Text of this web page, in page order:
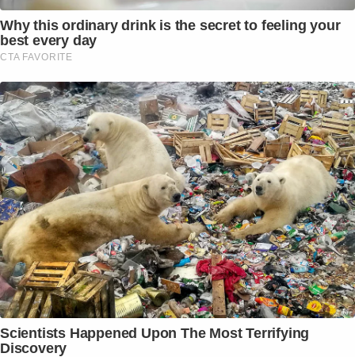
Why this ordinary drink is the secret to feeling your
best every day
CTA FAVORITE
Scientists Happened Upon The Most Terrifying
Discovery